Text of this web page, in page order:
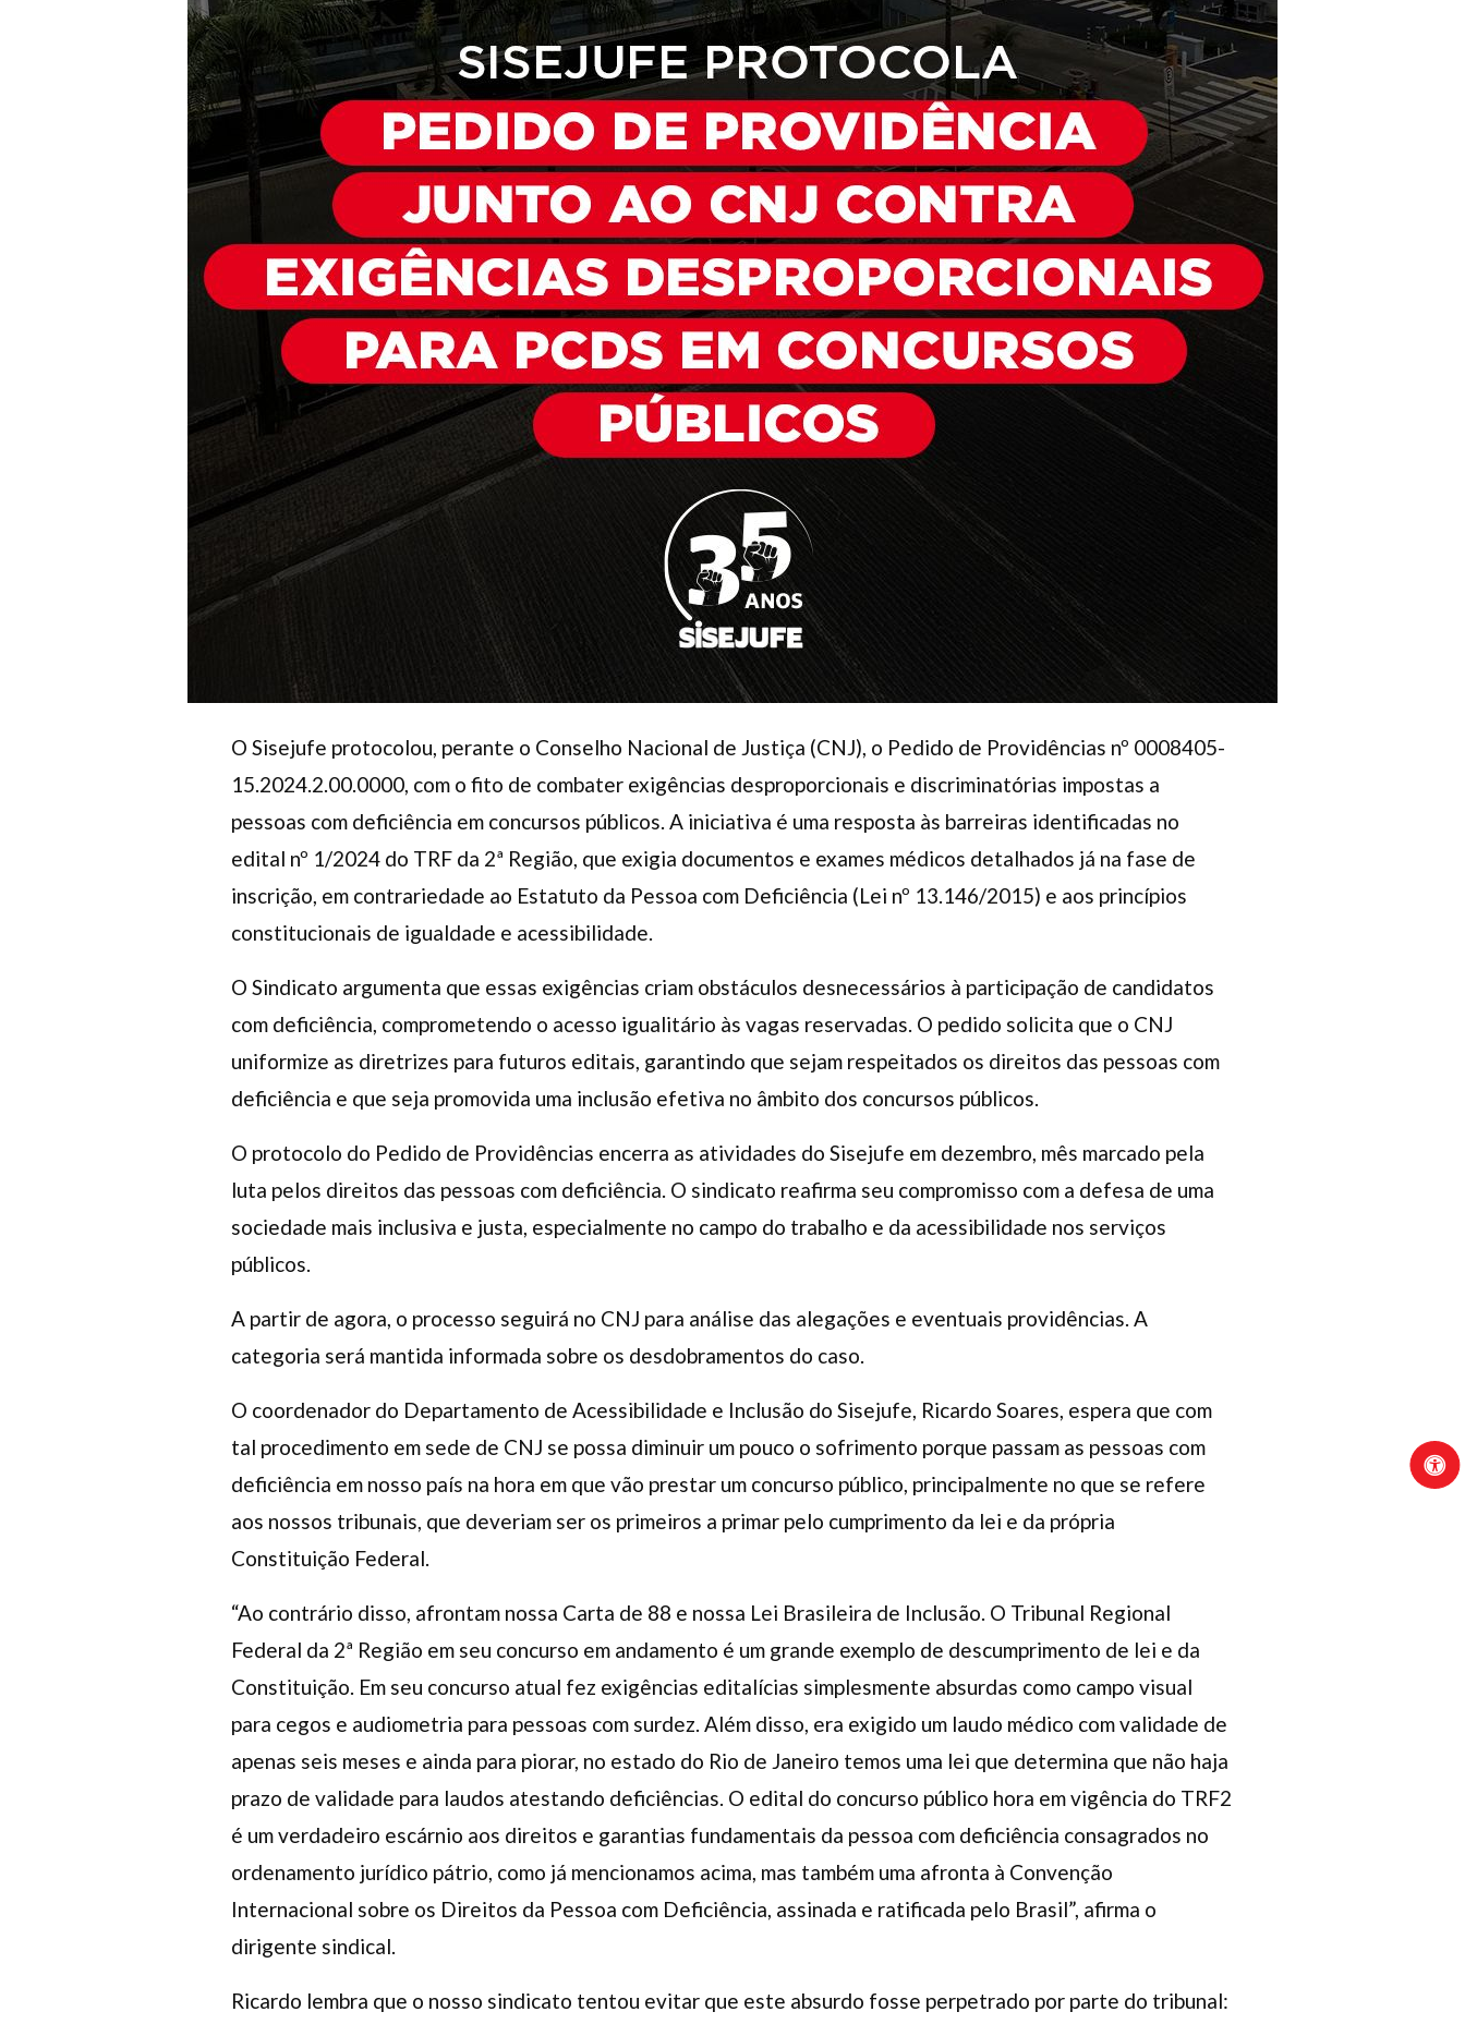
O Sisejufe protocolou, perante o Conselho Nacional de Justiça (CNJ), o Pedido de Providências nº 0008405-
15.2024.2.00.0000, com o fito de combater exigências desproporcionais e discriminatórias impostas a
pessoas com deficiência em concursos públicos. A iniciativa é uma resposta às barreiras identificadas no
edital nº 1/2024 do TRF da 2ª Região, que exigia documentos e exames médicos detalhados já na fase de
inscrição, em contrariedade ao Estatuto da Pessoa com Deficiência (Lei nº 13.146/2015) e aos princípios
constitucionais de igualdade e acessibilidade.
O Sindicato argumenta que essas exigências criam obstáculos desnecessários à participação de candidatos
com deficiência, comprometendo o acesso igualitário às vagas reservadas. O pedido solicita que o CNJ
uniformize as diretrizes para futuros editais, garantindo que sejam respeitados os direitos das pessoas com
deficiência e que seja promovida uma inclusão efetiva no âmbito dos concursos públicos.
O protocolo do Pedido de Providências encerra as atividades do Sisejufe em dezembro, mês marcado pela
luta pelos direitos das pessoas com deficiência. O sindicato reafirma seu compromisso com a defesa de uma
sociedade mais inclusiva e justa, especialmente no campo do trabalho e da acessibilidade nos serviços
públicos.
A partir de agora, o processo seguirá no CNJ para análise das alegações e eventuais providências. A
categoria será mantida informada sobre os desdobramentos do caso.
O coordenador do Departamento de Acessibilidade e Inclusão do Sisejufe, Ricardo Soares, espera que com
tal procedimento em sede de CNJ se possa diminuir um pouco o sofrimento porque passam as pessoas com
deficiência em nosso país na hora em que vão prestar um concurso público, principalmente no que se refere
aos nossos tribunais, que deveriam ser os primeiros a primar pelo cumprimento da lei e da própria
Constituição Federal.
“Ao contrário disso, afrontam nossa Carta de 88 e nossa Lei Brasileira de Inclusão. O Tribunal Regional
Federal da 2ª Região em seu concurso em andamento é um grande exemplo de descumprimento de lei e da
Constituição. Em seu concurso atual fez exigências editalícias simplesmente absurdas como campo visual
para cegos e audiometria para pessoas com surdez. Além disso, era exigido um laudo médico com validade de
apenas seis meses e ainda para piorar, no estado do Rio de Janeiro temos uma lei que determina que não haja
prazo de validade para laudos atestando deficiências. O edital do concurso público hora em vigência do TRF2
é um verdadeiro escárnio aos direitos e garantias fundamentais da pessoa com deficiência consagrados no
ordenamento jurídico pátrio, como já mencionamos acima, mas também uma afronta à Convenção
Internacional sobre os Direitos da Pessoa com Deficiência, assinada e ratificada pelo Brasil”, afirma o
dirigente sindical.
Ricardo lembra que o nosso sindicato tentou evitar que este absurdo fosse perpetrado por parte do tribunal: